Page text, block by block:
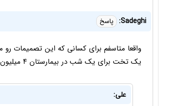
Sadeghi: پاسخ
یک تخت برای یک شب در بیمارستان ۴ میلیون تومان یعنی اینها واقعا به خدا ایمان دارند
علی: